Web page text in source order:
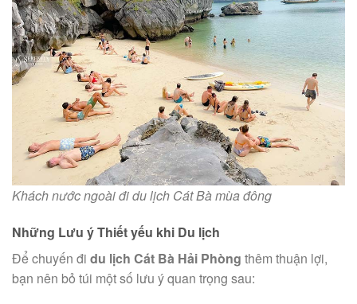
Khách nước ngoài đi du lịch Cát Bà mùa đông
Những Lưu ý Thiết yếu khi Du lịch
Để chuyến đi du lịch Cát Bà Hải Phòng thêm thuận lợi,
bạn nên bỏ túi một số lưu ý quan trọng sau: